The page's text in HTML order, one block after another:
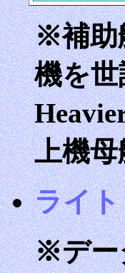
※補助
機を
上機母
ライ
※デー